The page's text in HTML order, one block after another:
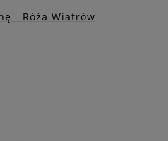
- Róża Wiatrów